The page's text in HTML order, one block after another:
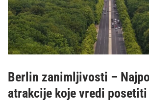
Berlin zanimljivosti –
atrakcije koje vredi posetiti